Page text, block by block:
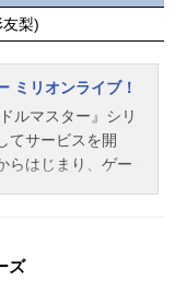
て数々のオーディ
いくことに。新人
、明るく元気なア
開ける……!作品名
態TVアニメスケジ
8日（月）〜2013
レビ東京ほか話数
沼倉愛美北大路さ
一ノ瀬かえで：三
梨)
ミリオンライブ！
ルマスター』シリ
てサービスを開
らはじまり、ゲー
オンライブ！シア
ズ